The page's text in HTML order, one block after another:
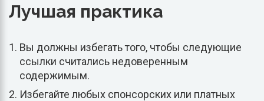
Лучшая практика
Вы должны избегать того, чтобы следующие
ссылки считались недоверенным
содержимым.
Избегайте любых спонсорских или платных